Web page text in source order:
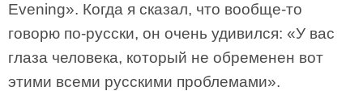
Evening». Когда я сказал, что вообще-то
говорю по-русски, он очень удивился: «У вас
глаза человека, который не обременен вот
этими всеми русскими проблемами».